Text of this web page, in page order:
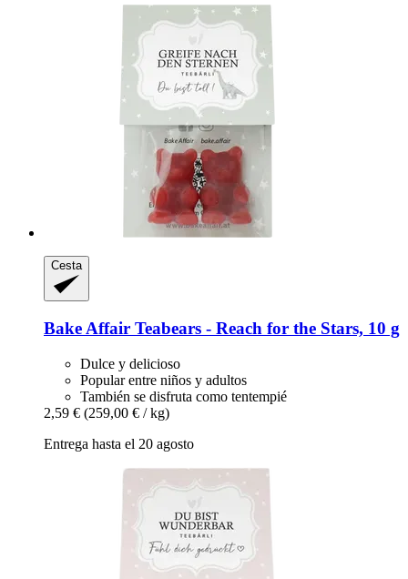
Cesta
Bake Affair Teabears -​ Reach for the Stars, 10 g
Dulce y delicioso
Popular entre niños y adultos
También se disfruta como tentempié
2,59 € (259,00 € / kg)
Entrega hasta el 20 agosto